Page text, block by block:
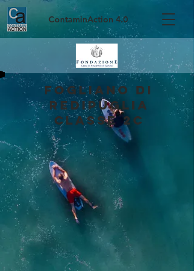
ContaminAction 4.0
Fogliano di
Redipuglia
Classe 2C